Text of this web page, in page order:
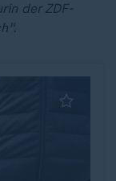
der ZDF-